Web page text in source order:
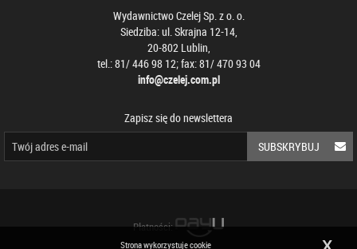
Wydawnictwo Czelej Sp. z o. o.
Siedziba: ul. Skrajna 12-14,
20-802 Lublin,
tel.: 81/ 446 98 12; fax: 81/ 470 93 04
info@czelej.com.pl
Zapisz się do newslettera
SUBSKRYBUJ
Płatności:
Strona wykorzystuje cookie